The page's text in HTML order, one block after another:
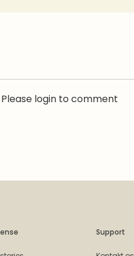
Please login to comment
Support